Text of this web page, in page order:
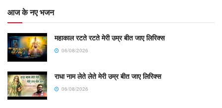
आज के नए भजन
महाकाल रटते रटते मेरी उम्र बीत जाए लिरिक्स
06/08/2026
राधा नाम लेते लेते मेरी उम्र बीत जाए लिरिक्स
06/08/2026